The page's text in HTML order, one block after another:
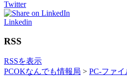
Twitter
Linkedin
RSS
RSSを表示
PCOKなんでも情報局 > PC-ファ